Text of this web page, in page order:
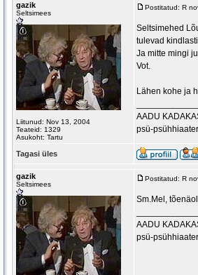
gazik
Seltsimees
Liitunud: Nov 13, 2004
Teateid: 1329
Asukoht: Tartu
Postitatud: R
Seltsimehed
tulevad
Ja mitte mingi
Vot.
Lähen kohe ja
AADU
psü-
Tagasi üles
gazik
Seltsimees
Postitatud: R
Sm.Mel,
AADU
psü-